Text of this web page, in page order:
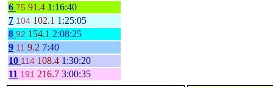
6 75 91.4 1:16:40
7 104 102.1 1:25:05
8 92 154.1 2:08:25
9 11 9.2 7:40
10 114 108.4 1:30:20
11 191 216.7 3:00:35